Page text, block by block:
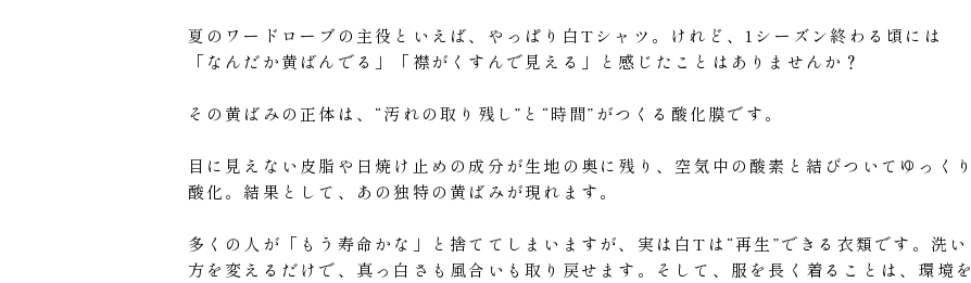
夏のワードローブの主役といえば、やっぱり白Tシャツ。けれど、1シーズン終わる頃には
「なんだか黄ばんでる」「襟がくすんで見える」と感じたことはありませんか？
その黄ばみの正体は、“汚れの取り残し”と“時間”がつくる酸化膜です。
目に見えない皮脂や日焼け止めの成分が生地の奥に残り、空気中の酸素と結びついてゆっくり
酸化。結果として、あの独特の黄ばみが現れます。
多くの人が「もう寿命かな」と捨ててしまいますが、実は白Tは“再生”できる衣類です。洗い
方を変えるだけで、真っ白さも風合いも取り戻せます。そして、服を長く着ることは、環境を